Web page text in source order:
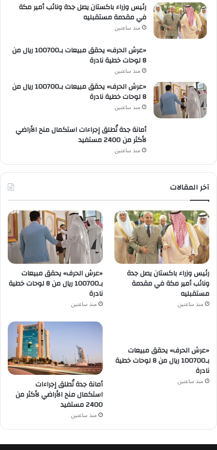
رئيس وزراء باكستان يصل جدة ونائب أمير مكة
في مقدمة مستقبليه
منذ ساعتين
«عرش الحرف» يحقق مبيعات بـ100700 ريال من
8 لوحات خطية نادرة
منذ ساعتين
«عرش الحرف» يحقق مبيعات بـ100700 ريال من
8 لوحات خطية نادرة
منذ ساعتين
أمانة جدة تُطلق إجراءات استكمال منح الأراضي
لأكثر من 2400 مستفيد
منذ ساعتين
آخر المقالات
رئيس وزراء باكستان يصل جدة
ونائب أمير مكة في مقدمة
مستقبليه
منذ ساعتين
«عرش الحرف» يحقق مبيعات
بـ100700 ريال من 8 لوحات خطية
نادرة
منذ ساعتين
«عرش الحرف» يحقق مبيعات
بـ100700 ريال من 8 لوحات خطية
نادرة
منذ ساعتين
أمانة جدة تُطلق إجراءات
استكمال منح الأراضي لأكثر من
2400 مستفيد
منذ ساعتين